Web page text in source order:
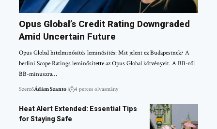
Opus Global’s Credit Rating Downgraded
Amid Uncertain Future
Opus Global hitelminősítés leminősítés: Mit jelent ez Budapestnek? A
berlini Scope Ratings leminősítette az Opus Global kötvényeit. A BB-ről
BB-mínuszra…
SzerzőÁdám Szanto 4 perces olvasmány
Heat Alert Extended: Essential Tips
for Staying Safe